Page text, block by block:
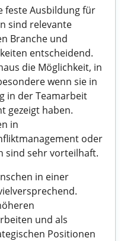
feste Ausbildung für
sind relevante
Branche und
entscheidend.
die Möglichkeit, in
wenn sie in
in der Teamarbeit
gezeigt haben.
in
oder
sind sehr vorteilhaft.
in einer
und als
Positionen